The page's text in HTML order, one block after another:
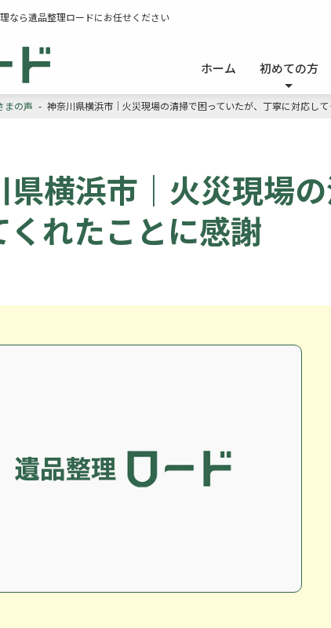
なら遺品整理ロードにお任せください
ホーム 初めての方
まの声 - 神奈川県横浜市｜火災現場の清掃で困っていたが、丁寧に対応し
県横浜市｜火災現場
くれたことに感謝